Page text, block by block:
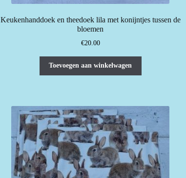
Keukenhanddoek en theedoek lila met konijntjes tussen de
bloemen
€20.00
Toevoegen aan winkelwagen